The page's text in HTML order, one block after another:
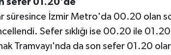
süresince İzmir Metro'da 00.20 olan
Sefer sıklığı ise 00.20 ile
Tramvayı'nda da son sefer 01.20